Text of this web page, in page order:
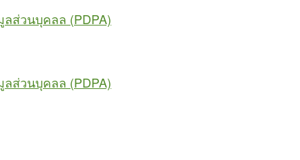
ส่วนบุคลล (PDPA)
ส่วนบุคลล (PDPA)